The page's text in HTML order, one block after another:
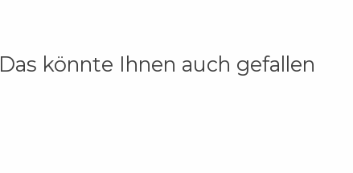
Das könnte Ihnen auch gefallen